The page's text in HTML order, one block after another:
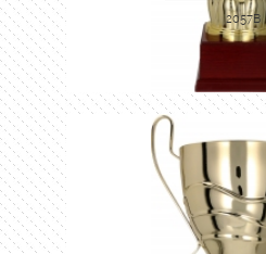
2057B